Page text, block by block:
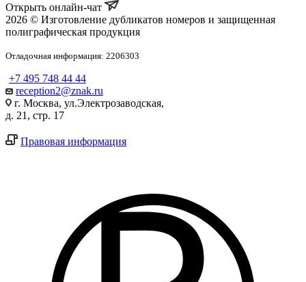
Открыть онлайн-чат
2026 © Изготовление дубликатов номеров и защищенная
полиграфическая продукция
Отладочная информация: 2206303
+7 495 748 44 44
reception2@znak.ru
г. Москва, ул.Электрозаводская,
д. 21, стр. 17
Правовая информация